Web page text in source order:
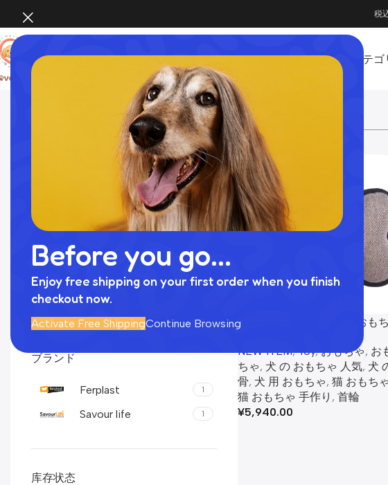
Before you go...
Enjoy free shipping on your first order when you finish
checkout now.
Activate Free ShippingContinue Browsing
税
ホーム カテ
ホーム
カテゴリー
すべての商品
お問合せ
店舗概要
ブログ
ブランド
Ferplast 1
Savour life 1
库存状态
Dog Toy Bone 犬用おもち
NEW ITEM,Toy,おもちゃ, お
ちゃ, 犬 の おもちゃ 人気, 犬
骨, 犬 用 おもちゃ​,猫 おもちゃ​
猫 おもちゃ 手作り ,首輪
¥5,940.00